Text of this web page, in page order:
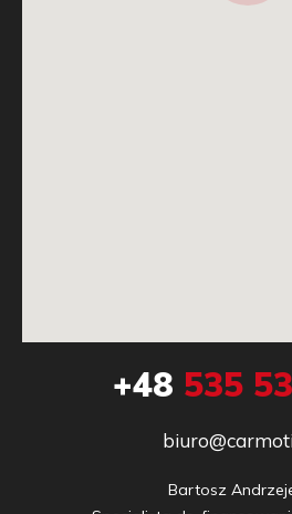
+48 535
Bartosz